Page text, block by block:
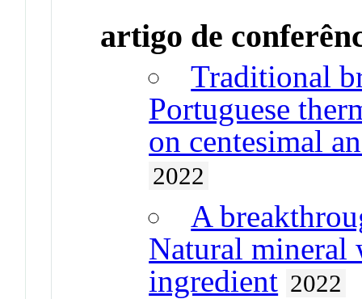
artigo de
Traditional
Portuguese
on centesimal
2022
A
Natural mineral
ingredient 2022